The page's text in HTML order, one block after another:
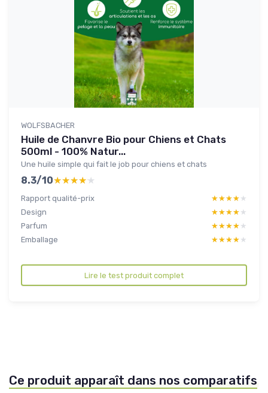
WOLFSBACHER
Huile de Chanvre Bio pour Chiens et Chats
500ml - 100% Natur...
Une huile simple qui fait le job pour chiens et chats
8.3/10★★★★★
★★★★★
Rapport qualité-prix ★★★★★
★★★★★
Design
★★★★★
★★★★★
Parfum
★★★★★
★★★★★
Emballage
★★★★★
★★★★★
Lire le test produit complet
Ce produit apparaît dans nos comparatifs